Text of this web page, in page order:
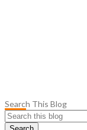
Search This Blog